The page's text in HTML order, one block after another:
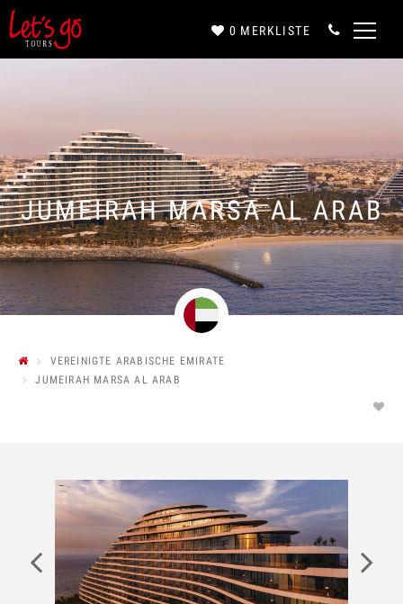
0 MERKLISTE
JUMEIRAH MARSA AL ARAB
VEREINIGTE ARABISCHE EMIRATE
JUMEIRAH MARSA AL ARAB
Anrede*
Vorname*
Nachname*